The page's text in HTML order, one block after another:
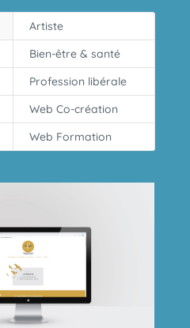
Artiste
Bien-être & santé
Profession libérale
Web Co-création
Web Formation